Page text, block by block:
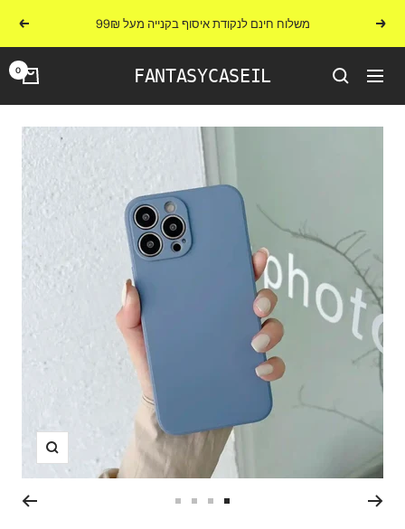
לתוכןהקודם משלוח חינם לנקודת איסוף בקנייה מעל 99₪ הבא
ניווט FANTASYCASEIL
0
תקריב